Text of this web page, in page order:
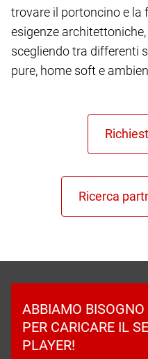
trovare il portoncino e la
esigenze
scegliendo tra differenti
pure, home soft e
ABBIAMO
PER CARICARE IL
PLAYER!